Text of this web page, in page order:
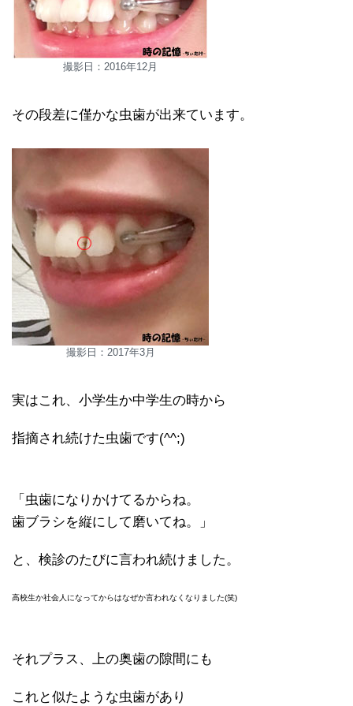
撮影日：2016年12月
その段差に僅かな虫歯が出来ています。
撮影日：2017年3月
実はこれ、小学生か中学生の時から
指摘され続けた虫歯です(^^;)
「虫歯になりかけてるからね。
歯ブラシを縦にして磨いてね。」
と、検診のたびに言われ続けました。
高校生か社会人になってからはなぜか言われなくなりました(笑)
それプラス、上の奥歯の隙間にも
これと似たような虫歯があり